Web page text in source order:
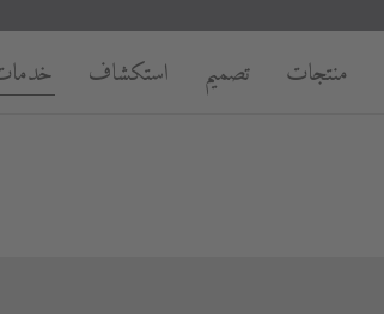
منتجات تصميم استكشاف